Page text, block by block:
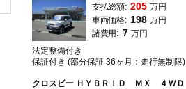
支払総額: 205 万円
車両価格: 198 万円
諸費用: 7 万円
法定整備付き
保証付き (部分保証 36ヶ月：走行無制限)
クロスビー ＨＹＢＲＩＤ ＭＸ ４ＷＤ